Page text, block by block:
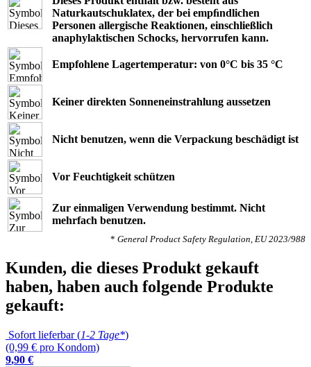
Naturkautschuklatex, der bei empﬁndlichen
Personen allergische Reaktionen, einschließlich
anaphylaktischen Schocks, hervorrufen kann.
Empfohlene Lagertemperatur: von 0°C bis 35 °C
Keiner direkten Sonneneinstrahlung aussetzen
Nicht benutzen, wenn die Verpackung beschädigt ist
Vor Feuchtigkeit schützen
Zur einmaligen Verwendung bestimmt. Nicht
mehrfach benutzen.
* General Product Safety Regulation, EU 2023/988
Kunden, die dieses Produkt gekauft
haben, haben auch folgende Produkte
gekauft:
Sofort lieferbar (1-2 Tage*)
(0,99 € pro Kondom)
9,90 €